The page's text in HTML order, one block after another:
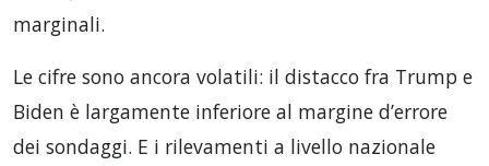
marginali.
Le cifre sono ancora volatili: il distacco fra Trump e
Biden è largamente inferiore al margine d’errore
dei sondaggi. E i rilevamenti a livello nazionale